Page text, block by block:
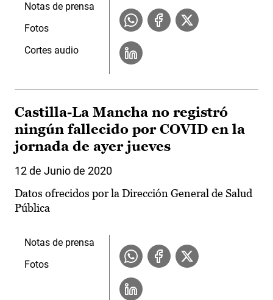
Notas de prensa
Fotos
Cortes audio
Castilla-La Mancha no registró
ningún fallecido por COVID en la
jornada de ayer jueves
12 de Junio de 2020
Datos ofrecidos por la Dirección General de Salud
Pública
Notas de prensa
Fotos